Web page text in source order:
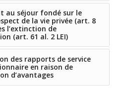
au séjour fondé sur le
de la vie privée (art. 8
l’extinction de
(art. 61 al. 2 LEI)
des rapports de service
en raison de
d’avantages